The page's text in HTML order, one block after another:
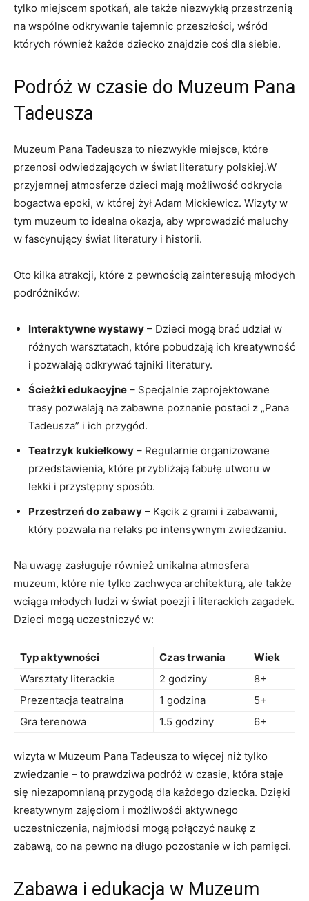
⁤tylko miejscem⁣ spotkań, ​ale także niezwykłą przestrzenią
⁤na wspólne odkrywanie tajemnic przeszłości, wśród
których również każde dziecko znajdzie coś dla siebie.
Podróż w czasie do Muzeum Pana
Tadeusza
Muzeum Pana Tadeusza⁢ to niezwykłe miejsce, które
przenosi odwiedzających​ w świat literatury ⁢polskiej.W
przyjemnej atmosferze dzieci mają​ możliwość odkrycia
bogactwa epoki, w której żył ​Adam ‌Mickiewicz. Wizyty w
tym muzeum to idealna okazja, aby wprowadzić maluchy
w fascynujący ​świat literatury i historii.
Oto⁣ kilka atrakcji, które z pewnością zainteresują młodych
podróżników:
Interaktywne wystawy – Dzieci mogą brać‌ udział w⁣
różnych warsztatach, które pobudzają ich kreatywność
i pozwalają ‍odkrywać tajniki literatury.
Ścieżki⁤ edukacyjne – Specjalnie zaprojektowane
trasy pozwalają na zabawne poznanie postaci z „Pana
Tadeusza” i ich przygód.
Teatrzyk⁢ kukiełkowy – Regularnie organizowane
przedstawienia, które przybliżają fabułę utworu ​w
lekki i przystępny sposób.
Przestrzeń do zabawy – Kącik z grami i ⁤zabawami,
który pozwala na ‌relaks po intensywnym zwiedzaniu.
Na uwagę zasługuje ‌również unikalna atmosfera
muzeum, które nie tylko zachwyca architekturą, ale także
wciąga⁤ młodych ludzi w świat poezji i literackich zagadek.
Dzieci mogą uczestniczyć w:
Typ aktywności Czas trwania
Wiek
Warsztaty literackie
2 godziny
8+
Prezentacja teatralna
1 godzina
5+
Gra terenowa
1.5 godziny 6+
wizyta w Muzeum ‌Pana Tadeusza to więcej ⁢niż tylko
zwiedzanie – to prawdziwa podróż w czasie, która⁤ staje
się niezapomnianą przygodą dla każdego dziecka. Dzięki
kreatywnym zajęciom i możliwośći aktywnego
uczestniczenia, najmłodsi mogą połączyć naukę z⁢
zabawą, co na pewno na długo pozostanie w ich⁣ pamięci.
Zabawa i edukacja w Muzeum